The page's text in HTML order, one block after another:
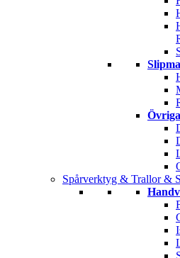
Spårverktyg & Trallor &